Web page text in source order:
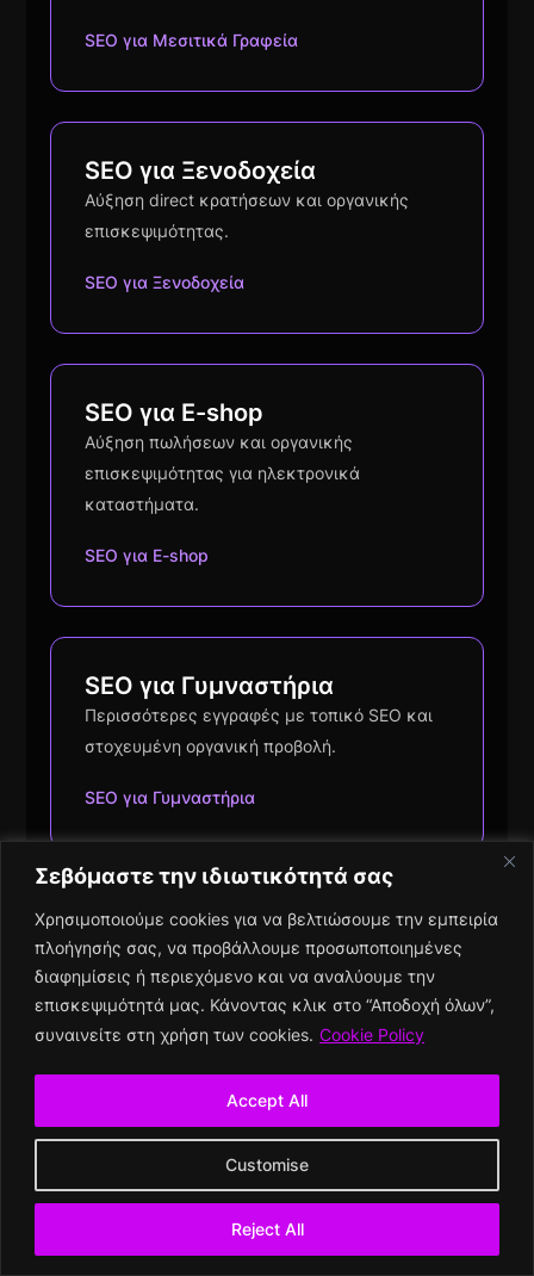
Σεβόμαστε την ιδιωτικότητά σας
Χρησιμοποιούμε cookies για να βελτιώσουμε την εμπειρία
πλοήγησής σας, να προβάλλουμε προσωποποιημένες
διαφημίσεις ή περιεχόμενο και να αναλύουμε την
επισκεψιμότητά μας. Κάνοντας κλικ στο “Αποδοχή όλων”,
συναινείτε στη χρήση των cookies. Cookie Policy
Customise
Reject All
Accept All
SEO για Μεσιτικά Γραφεία
SEO για Ξενοδοχεία
Αύξηση direct κρατήσεων και οργανικής
επισκεψιμότητας.
SEO για Ξενοδοχεία
SEO για E-shop
Αύξηση πωλήσεων και οργανικής
επισκεψιμότητας για ηλεκτρονικά
καταστήματα.
SEO για E-shop
SEO για Γυμναστήρια
Περισσότερες εγγραφές με τοπικό SEO και
στοχευμένη οργανική προβολή.
SEO για Γυμναστήρια
SEO για Σχολές Οδηγών
Αύξηση αιτήσεων μαθητών και ισχυρή τοπική
παρουσία στις αναζητήσεις.
SEO για Σχολές Οδηγών
SEO για SPA
Περισσότερα ραντεβού και ισχυρή τοπική
παρουσία για spa & wellness χώρους.